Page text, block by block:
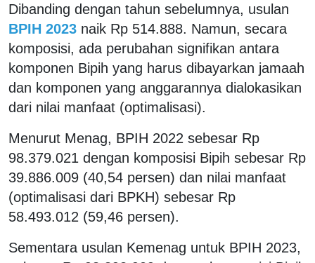
Dibanding dengan tahun sebelumnya, usulan
BPIH 2023 naik Rp 514.888. Namun, secara
komposisi, ada perubahan signifikan antara
komponen Bipih yang harus dibayarkan jamaah
dan komponen yang anggarannya dialokasikan
dari nilai manfaat (optimalisasi).
Menurut Menag, BPIH 2022 sebesar Rp
98.379.021 dengan komposisi Bipih sebesar Rp
39.886.009 (40,54 persen) dan nilai manfaat
(optimalisasi dari BPKH) sebesar Rp
58.493.012 (59,46 persen).
Sementara usulan Kemenag untuk BPIH 2023,